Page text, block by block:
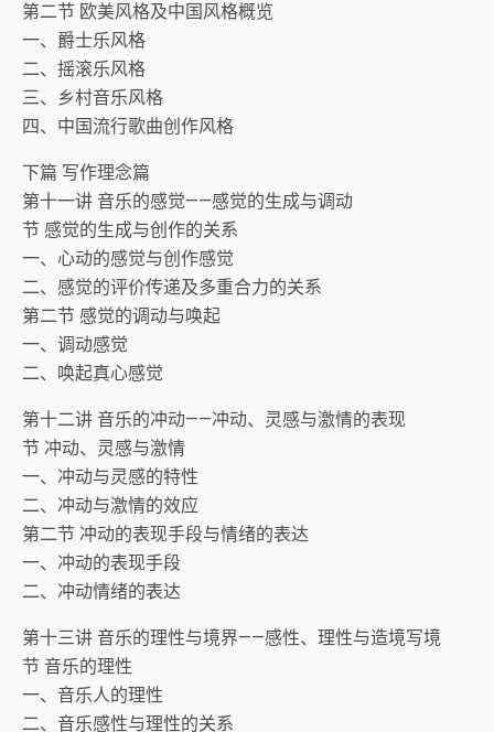
第二节 欧美风格及中国风格概览
一、爵士乐风格
二、摇滚乐风格
三、乡村音乐风格
四、中国流行歌曲创作风格
下篇 写作理念篇
第十一讲 音乐的感觉——感觉的生成与调动
节 感觉的生成与创作的关系
一、心动的感觉与创作感觉
二、感觉的评价传递及多重合力的关系
第二节 感觉的调动与唤起
一、调动感觉
二、唤起真心感觉
第十二讲 音乐的冲动——冲动、灵感与激情的表现
节 冲动、灵感与激情
一、冲动与灵感的特性
二、冲动与激情的效应
第二节 冲动的表现手段与情绪的表达
一、冲动的表现手段
二、冲动情绪的表达
第十三讲 音乐的理性与境界——感性、理性与造境写境
节 音乐的理性
一、音乐人的理性
二、音乐感性与理性的关系